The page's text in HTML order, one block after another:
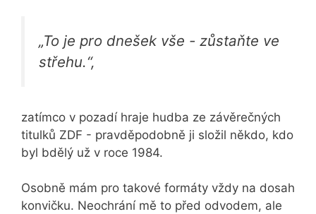
„To je pro dnešek vše - zůstaňte ve
střehu.“,
zatímco v pozadí hraje hudba ze závěrečných
titulků ZDF - pravděpodobně ji složil někdo, kdo
byl bdělý už v roce 1984.
Osobně mám pro takové formáty vždy na dosah
konvičku. Neochrání mě to před odvodem, ale